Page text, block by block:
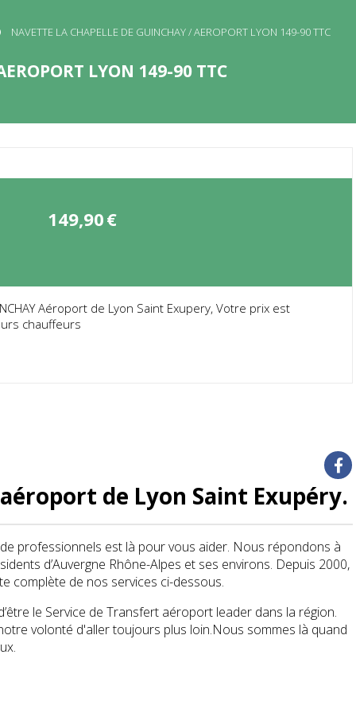
NAVETTE LA CHAPELLE DE GUINCHAY / AEROPORT LYON 149-90 TTC
LYON 149-90 TTC
149,90€
Aéroport de Lyon Saint Exupery, Votre prix est
chauffeurs
de Lyon Saint Exupéry.
professionnels est là pour vous aider. Nous répondons à
d’Auvergne Rhône-Alpes et ses environs. Depuis 2000,
complète de nos services ci-dessous.
le Service de Transfert aéroport leader dans la région.
volonté d'aller toujours plus loin.Nous sommes là quand